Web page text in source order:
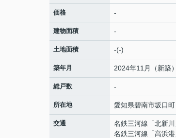
価格 -
建物面積 -
土地面積 -(-)
築年月 2024年11月（新築）
総戸数 -
所在地 愛知県碧南市坂口町
交通 名鉄三河線 「北新川
名鉄三河線 「高浜港